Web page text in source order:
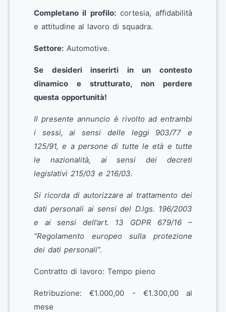
Completano il profilo:cortesia, affidabilità
e attitudine al lavoro di squadra.
Settore: Automotive.
Se desideri inserirti in un contesto
dinamico e strutturato, non perdere
questa opportunità!
Il presente annuncio è rivolto ad entrambi
i sessi, ai sensi delle leggi 903/77 e
125/91, e a persone di tutte le età e tutte
le nazionalità, ai sensi dei decreti
legislativi 215/03 e 216/03.
Si ricorda di autorizzare al trattamento dei
dati personali ai sensi del D.lgs. 196/2003
e ai sensi dell’art. 13 GDPR 679/16 –
“Regolamento europeo sulla protezione
dei dati personali”.
Contratto di lavoro: Tempo pieno
Retribuzione: €1.000,00 - €1.300,00 al
mese